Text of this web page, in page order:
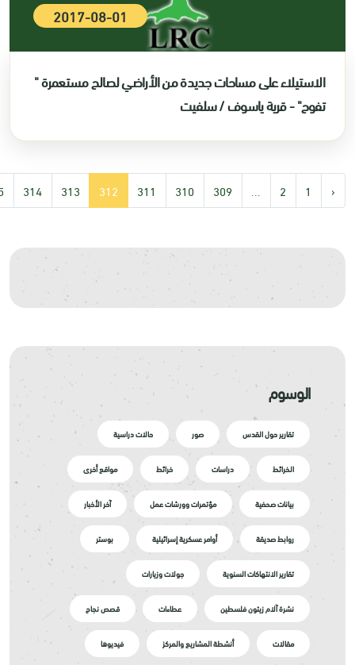
2017-08-01
الاستيلاء على مساحات جديدة من الأراضي لصالح مستعمرة "
تفوح" - قرية ياسوف / سلفيت
‹
1
2
...
309
310
311
312
313
314
الوسوم
تقارير حول القدس صور حالات دراسية
الخرائط دراسات خرائط مواقع أخرى
بيانات صحفية مؤتمرات وورشات عمل آخر الأخبار
روابط صديقة أوامر عسكرية إسرائيلية بوستر
تقارير الانتهاكات السنوية جولات وزيارات
نشرة آلام زيتون فلسطين عطاءات قصص نجاح
مقالات أنشطة المشاريع والمركز فيديوها